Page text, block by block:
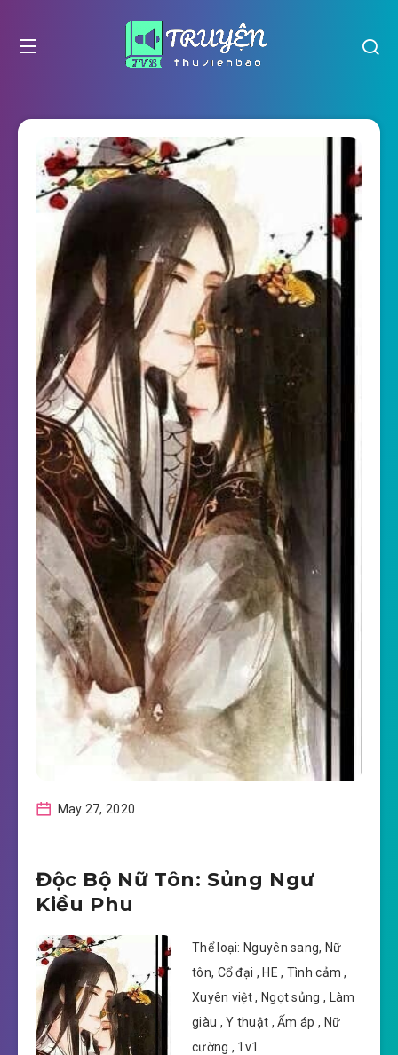
May 27, 2020
Độc Bộ Nữ Tôn: Sủng Ngư
Kiều Phu
Thể loại: Nguyên sang, Nữ
tôn, Cổ đại , HE , Tình cảm ,
Xuyên việt , Ngọt sủng , Làm
giàu , Y thuật , Ấm áp , Nữ
cường , 1v1